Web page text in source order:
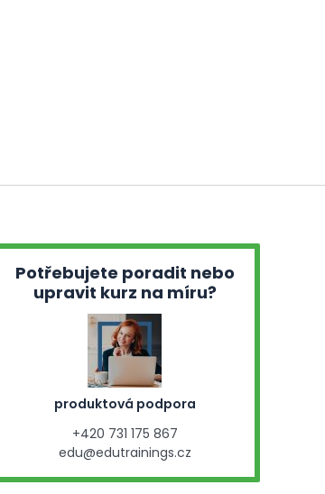
Potřebujete poradit nebo
upravit kurz na míru?
produktová podpora
+420 731 175 867
edu@edutrainings.cz